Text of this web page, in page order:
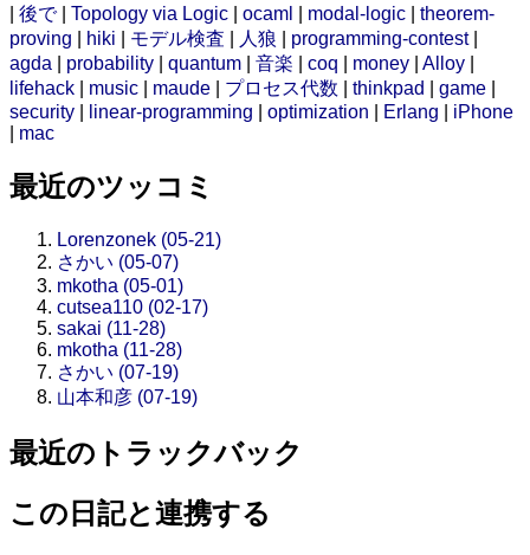
後で| Topology via Logic ocaml modal-logic
theorem-
proving
hiki モデル検査 人狼 programming-contest|
agda
probability quantum 音楽 coq money Alloy
lifehack
music maude プロセス代数 thinkpad game
security
linear-programming optimization Erlang
iPhone
mac
最近のツッコミ
Lorenzonek (05-21)
さかい (05-07)
mkotha (05-01)
cutsea110 (02-17)
sakai (11-28)
mkotha (11-28)
さかい (07-19)
山本和彦 (07-19)
最近のトラックバック
この日記と連携する